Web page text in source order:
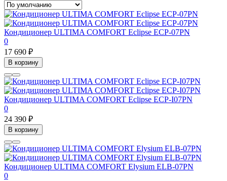
Кондиционер ULTIMA COMFORT Eclipse ECP-07PN
0
17 690 ₽
В корзину
Кондиционер ULTIMA COMFORT Eclipse ECP-I07PN
0
24 390 ₽
В корзину
Кондиционер ULTIMA COMFORT Elysium ELB-07PN
0